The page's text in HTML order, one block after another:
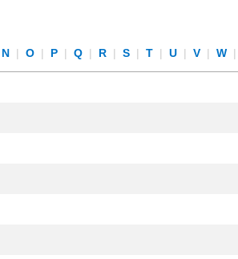
N | O | P | Q | R | S | T | U | V | W |